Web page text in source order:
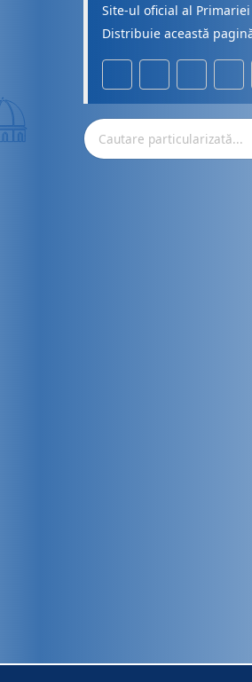
Site-ul oficial al
Distribuie această